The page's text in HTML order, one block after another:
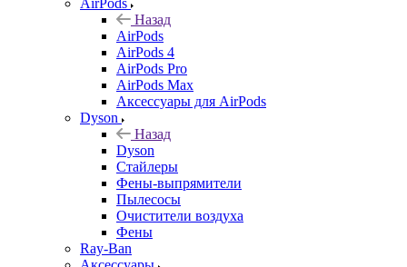
AirPods
Назад
AirPods
AirPods 4
AirPods Pro
AirPods Max
Аксессуары для AirPods
Dyson
Назад
Dyson
Стайлеры
Фены-выпрямители
Пылесосы
Очистители воздуха
Фены
Ray-Ban